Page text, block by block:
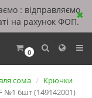
: відправляємо
на рахунок ФОП.
0
сома
Крючки
№1 6шт (149142001)